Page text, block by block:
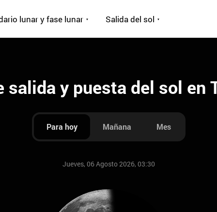
lunar y fase lunar Salida del sol
salida y puesta del sol en
Para hoy Mañana Mes
Jueves, 06 Agosto 2026, 03:30